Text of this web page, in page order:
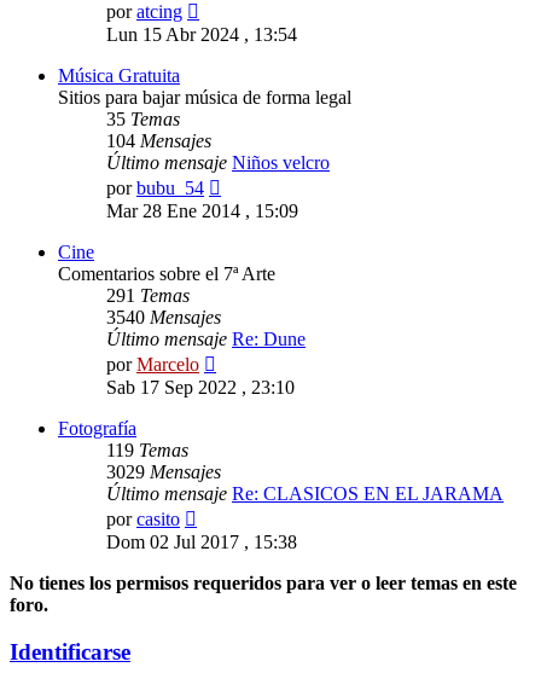
poratcing
último
mensaje
Lun 15 Abr 2024 , 13:54
Música Gratuita
Sitios para bajar música de forma legal
35 Temas
104 Mensajes
Último mensaje Niños velcro
porbubu_54
último
mensaje
Mar 28 Ene 2014 , 15:09
Cine
Comentarios sobre el 7ª Arte
291 Temas
3540 Mensajes
Último mensaje Re: Dune
porMarcelo
último
mensaje
Sab 17 Sep 2022 , 23:10
Fotografía
119 Temas
3029 Mensajes
Último mensaje Re: CLASICOS EN EL JARAMA
porcasito
último
mensaje
Dom 02 Jul 2017 , 15:38
No tienes los permisos requeridos para ver o leer temas en este
foro.
Identificarse